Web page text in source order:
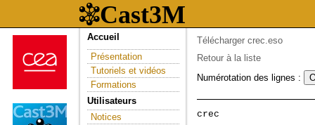
Accueil
Présentation
Tutoriels et vidéos
Formations
Utilisateurs
Notices
Télécharger crec.eso
Retour à la liste
Numérotation des lignes :